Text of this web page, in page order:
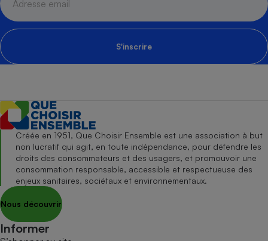
S'inscrire
Créée en 1951, Que Choisir Ensemble est une association à but
non lucratif qui agit, en toute indépendance, pour défendre les
droits des consommateurs et des usagers, et promouvoir une
consommation responsable, accessible et respectueuse des
enjeux sanitaires, sociétaux et environnementaux.
Nous découvrir
Informer